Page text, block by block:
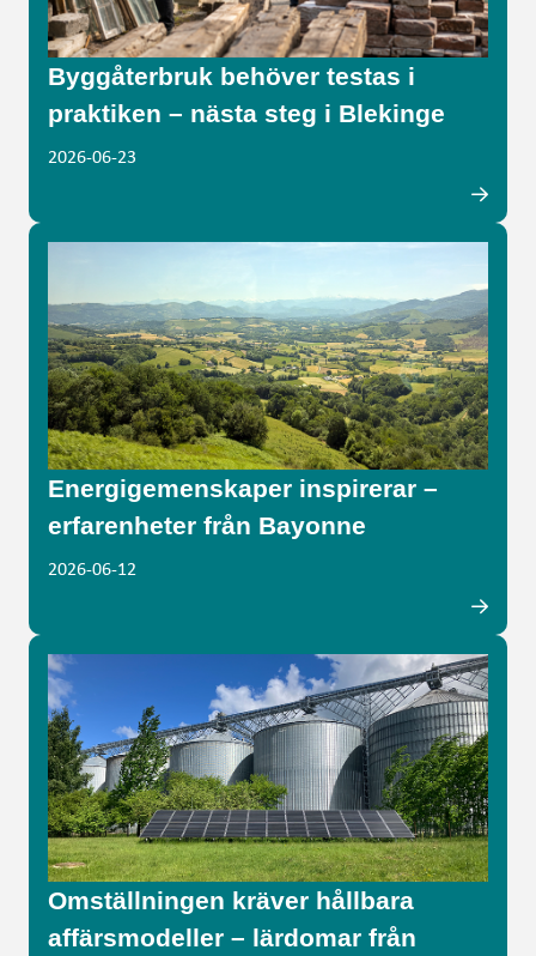
Byggåterbruk behöver testas i
praktiken – nästa steg i Blekinge
2026-06-23
Energigemenskaper inspirerar –
erfarenheter från Bayonne
2026-06-12
Omställningen kräver hållbara
affärsmodeller – lärdomar från